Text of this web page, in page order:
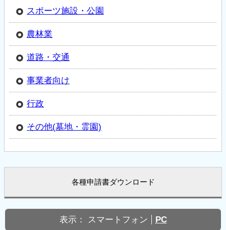
スポーツ施設・公園
農林業
道路・交通
事業者向け
行政
その他(墓地・霊園)
各種申請書ダウンロード
表示： スマートフォン PC